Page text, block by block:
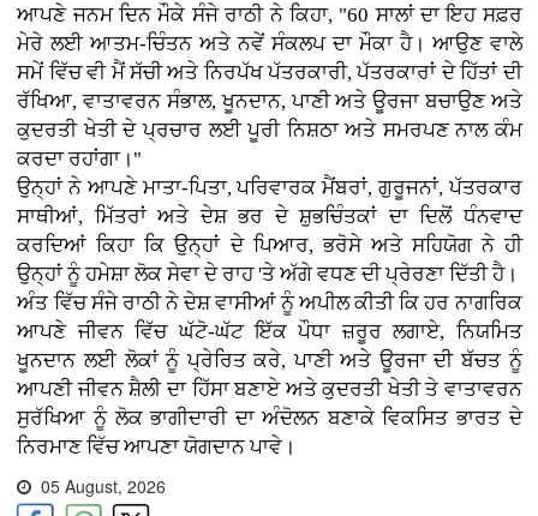
ਆਪਣੇ ਜਨਮ ਦਿਨ ਮੌਕੇ ਸੰਜੇ ਰਾਠੀ ਨੇ ਕਿਹਾ, "60 ਸਾਲਾਂ ਦਾ ਇਹ ਸਫ਼ਰ
ਮੇਰੇ ਲਈ ਆਤਮ-ਚਿੰਤਨ ਅਤੇ ਨਵੇਂ ਸੰਕਲਪ ਦਾ ਮੌਕਾ ਹੈ। ਆਉਣ ਵਾਲੇ
ਸਮੇਂ ਵਿੱਚ ਵੀ ਮੈਂ ਸੱਚੀ ਅਤੇ ਨਿਰਪੱਖ ਪੱਤਰਕਾਰੀ, ਪੱਤਰਕਾਰਾਂ ਦੇ ਹਿੱਤਾਂ ਦੀ
ਰੱਖਿਆ, ਵਾਤਾਵਰਨ ਸੰਭਾਲ, ਖੂਨਦਾਨ, ਪਾਣੀ ਅਤੇ ਊਰਜਾ ਬਚਾਉਣ ਅਤੇ
ਕੁਦਰਤੀ ਖੇਤੀ ਦੇ ਪ੍ਰਚਾਰ ਲਈ ਪੂਰੀ ਨਿਸ਼ਠਾ ਅਤੇ ਸਮਰਪਣ ਨਾਲ ਕੰਮ
ਕਰਦਾ ਰਹਾਂਗਾ।"
ਉਨ੍ਹਾਂ ਨੇ ਆਪਣੇ ਮਾਤਾ-ਪਿਤਾ, ਪਰਿਵਾਰਕ ਮੈਂਬਰਾਂ, ਗੁਰੂਜਨਾਂ, ਪੱਤਰਕਾਰ
ਸਾਥੀਆਂ, ਮਿੱਤਰਾਂ ਅਤੇ ਦੇਸ਼ ਭਰ ਦੇ ਸ਼ੁਭਚਿੰਤਕਾਂ ਦਾ ਦਿਲੋਂ ਧੰਨਵਾਦ
ਕਰਦਿਆਂ ਕਿਹਾ ਕਿ ਉਨ੍ਹਾਂ ਦੇ ਪਿਆਰ, ਭਰੋਸੇ ਅਤੇ ਸਹਿਯੋਗ ਨੇ ਹੀ
ਉਨ੍ਹਾਂ ਨੂੰ ਹਮੇਸ਼ਾ ਲੋਕ ਸੇਵਾ ਦੇ ਰਾਹ 'ਤੇ ਅੱਗੇ ਵਧਣ ਦੀ ਪ੍ਰੇਰਣਾ ਦਿੱਤੀ ਹੈ।
ਅੰਤ ਵਿੱਚ ਸੰਜੇ ਰਾਠੀ ਨੇ ਦੇਸ਼ ਵਾਸੀਆਂ ਨੂੰ ਅਪੀਲ ਕੀਤੀ ਕਿ ਹਰ ਨਾਗਰਿਕ
ਆਪਣੇ ਜੀਵਨ ਵਿੱਚ ਘੱਟੋ-ਘੱਟ ਇੱਕ ਪੌਧਾ ਜ਼ਰੂਰ ਲਗਾਏ, ਨਿਯਮਿਤ
ਖੂਨਦਾਨ ਲਈ ਲੋਕਾਂ ਨੂੰ ਪ੍ਰੇਰਿਤ ਕਰੇ, ਪਾਣੀ ਅਤੇ ਊਰਜਾ ਦੀ ਬੱਚਤ ਨੂੰ
ਆਪਣੀ ਜੀਵਨ ਸ਼ੈਲੀ ਦਾ ਹਿੱਸਾ ਬਣਾਏ ਅਤੇ ਕੁਦਰਤੀ ਖੇਤੀ ਤੇ ਵਾਤਾਵਰਨ
ਸੁਰੱਖਿਆ ਨੂੰ ਲੋਕ ਭਾਗੀਦਾਰੀ ਦਾ ਅੰਦੋਲਨ ਬਣਾਕੇ ਵਿਕਸਿਤ ਭਾਰਤ ਦੇ
ਨਿਰਮਾਣ ਵਿੱਚ ਆਪਣਾ ਯੋਗਦਾਨ ਪਾਵੇ।
05 August, 2026